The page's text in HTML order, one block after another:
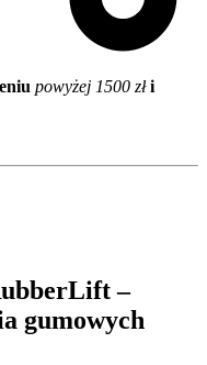
powyżej 1500 złi
–
gumowych